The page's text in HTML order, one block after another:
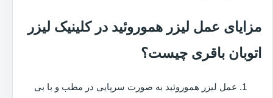
مزایای عمل لیزر هموروئید در کلینیک لیزر
اتوبان باقری چیست؟
عمل لیزر هموروئید به صورت سرپایی در مطب و با بی